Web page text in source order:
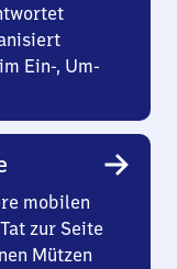
Ein-, Um-
mobilen
zur Seite
Mützen